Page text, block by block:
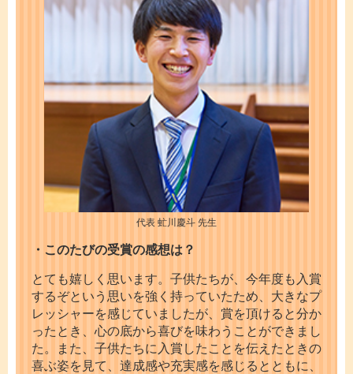
代表 虻川慶斗 先生
・このたびの受賞の感想は？
とても嬉しく思います。子供たちが、今年度も入賞
するぞという思いを強く持っていたため、大きなプ
レッシャーを感じていましたが、賞を頂けると分か
ったとき、心の底から喜びを味わうことができまし
た。また、子供たちに入賞したことを伝えたときの
喜ぶ姿を見て、達成感や充実感を感じるとともに、